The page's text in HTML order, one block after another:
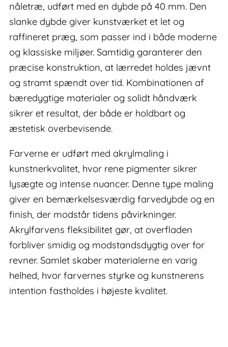
nåletræ, udført med en dybde på 40 mm. Den
slanke dybde giver kunstværket et let og
raffineret præg, som passer ind i både moderne
og klassiske miljøer. Samtidig garanterer den
præcise konstruktion, at lærredet holdes jævnt
og stramt spændt over tid. Kombinationen af
bæredygtige materialer og solidt håndværk
sikrer et resultat, der både er holdbart og
æstetisk overbevisende.
Farverne er udført med akrylmaling i
kunstnerkvalitet, hvor rene pigmenter sikrer
lysægte og intense nuancer. Denne type maling
giver en bemærkelsesværdig farvedybde og en
finish, der modstår tidens påvirkninger.
Akrylfarvens fleksibilitet gør, at overfladen
forbliver smidig og modstandsdygtig over for
revner. Samlet skaber materialerne en varig
helhed, hvor farvernes styrke og kunstnerens
intention fastholdes i højeste kvalitet.